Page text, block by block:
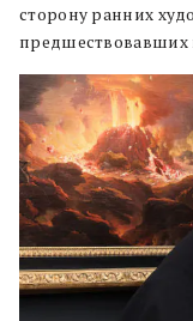
сторону ранних
предшествовавших